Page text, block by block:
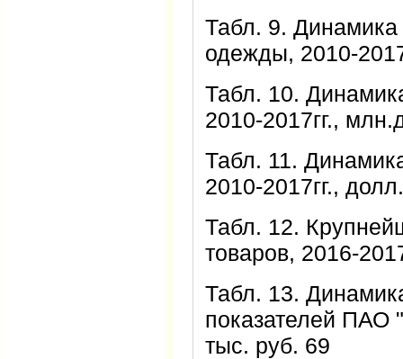
Табл. 9. Динамика
одежды, 2010-
Табл. 10.
2010-2017гг.,
Табл. 11.
2010-2017гг.,
Табл. 12.
товаров, 2016-
Табл. 13.
показателей ПАО
тыс. руб. 69